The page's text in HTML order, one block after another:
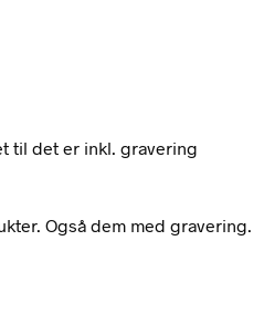
til det er inkl. gravering
Også dem med gravering.